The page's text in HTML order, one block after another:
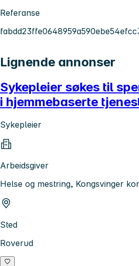
Referanse
Lignende annonser
Sykepleier søkes til
i hjemmebaserte
Sykepleier
Arbeidsgiver
Helse og mestring, Kongsvinger
Sted
Roverud